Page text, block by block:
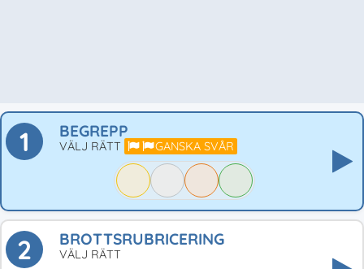
1 BEGREPP
VÄLJ RÄTT GANSKA SVÅR
2 BROTTSRUBRICERING
VÄLJ RÄTT